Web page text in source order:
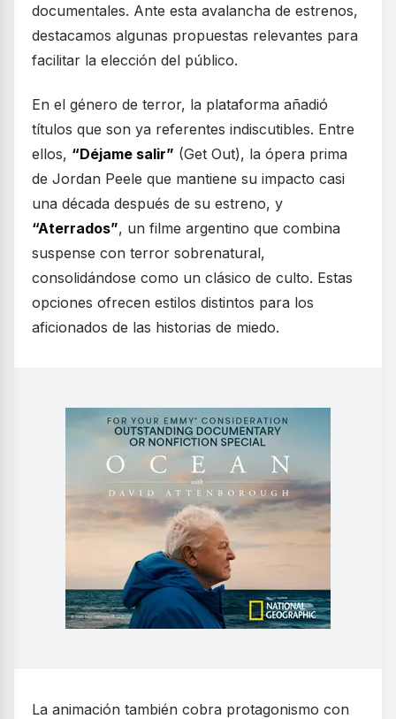
documentales. Ante esta avalancha de estrenos,
destacamos algunas propuestas relevantes para
facilitar la elección del público.
En el género de terror, la plataforma añadió
títulos que son ya referentes indiscutibles. Entre
ellos, “Déjame salir” (Get Out), la ópera prima
de Jordan Peele que mantiene su impacto casi
una década después de su estreno, y
“Aterrados”, un filme argentino que combina
suspense con terror sobrenatural,
consolidándose como un clásico de culto. Estas
opciones ofrecen estilos distintos para los
aficionados de las historias de miedo.
La animación también cobra protagonismo con